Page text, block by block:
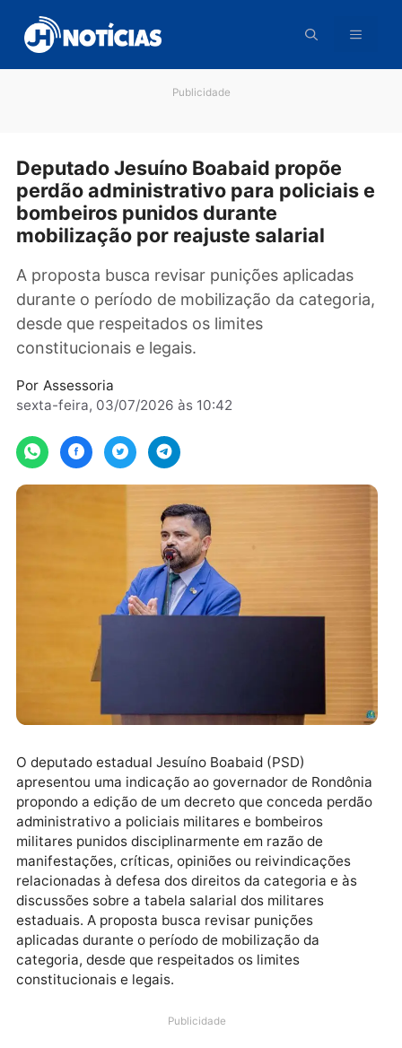
para
conteúdo
Deputado Jesuíno Boabaid propõe
perdão administrativo para policiais
bombeiros punidos durante
A proposta busca revisar punições aplicadas
durante o período de mobilização da
desde que respeitados os limites
constitucionais e legais.
sexta-feira, 03/07/2026 às 10:42
O deputado estadual Jesuíno Boabaid (PSD)
apresentou uma indicação ao governador de
propondo a edição de um decreto que conceda
administrativo a policiais militares e bombeiros
militares punidos disciplinarmente em razão de
manifestações, críticas, opiniões ou reivindicações
relacionadas à defesa dos direitos da categoria e às
estaduais. A proposta busca revisar punições